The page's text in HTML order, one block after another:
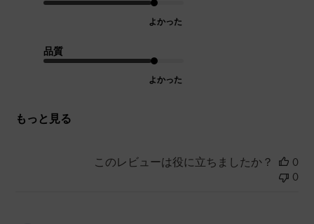
よかった
品質
よかった
もっと見る
このレビューは役に立ちましたか？
0
0